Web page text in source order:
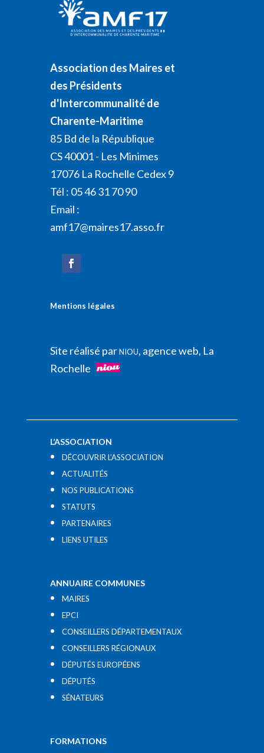
Association des Maires et
des Présidents
d'Intercommunalité de
Charente-Maritime
85 Bd de la République
CS 40001 - Les Minimes
17076 La Rochelle Cedex 9
Tél : 05 46 31 70 90
Email :
amf17@maires17.asso.fr
Mentions légales
Site réalisé parNIOU, agence web, La
Rochelle
L’ASSOCIATION
DÉCOUVRIR L’ASSOCIATION
ACTUALITÉS
NOS PUBLICATIONS
STATUTS
PARTENAIRES
LIENS UTILES​
ANNUAIRE COMMUNES
MAIRES
EPCI
CONSEILLERS DÉPARTEMENTAUX
CONSEILLERS RÉGIONAUX
DÉPUTÉS EUROPÉENS
DÉPUTÉS
SÉNATEURS
FORMATIONS